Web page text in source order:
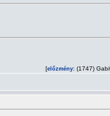
[előzmény: (1747)